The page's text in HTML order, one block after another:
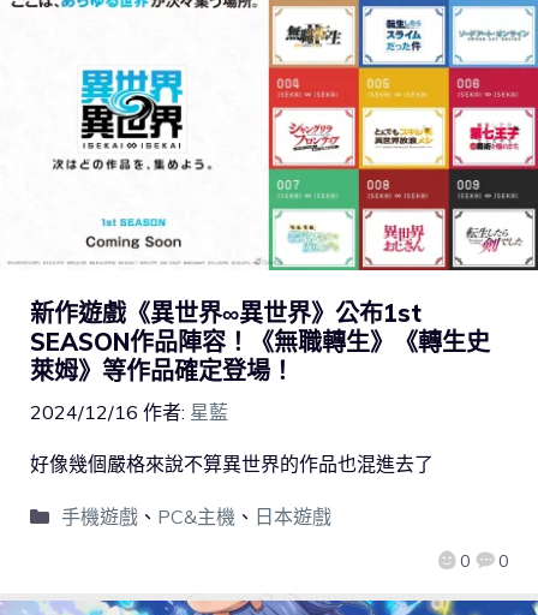
新作遊戲《異世界∞異世界》公布1st
SEASON作品陣容！《無職轉生》《轉生史
萊姆》等作品確定登場！
2024/12/16 作者: 星藍
0 0
好像幾個嚴格來說不算異世界的作品也混進去了
手機遊戲、 PC&主機 、 日本遊戲